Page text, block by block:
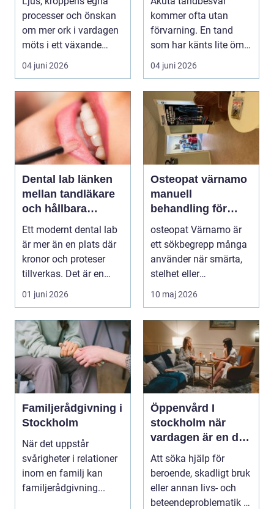
processer och önskan
om mer ork i vardagen
möts i ett växande
intresse för fotot...
04 juni 2026
kommer ofta utan
förvarning. En tand
som har känts lite öm
kan plötsligt göra så
on...
04 juni 2026
Dental lab länken
mellan tandläkare
och hållbara
leenden
Ett modernt dental lab
är mer än en plats där
kronor och proteser
tillverkas. Det är en
teknisk och ...
01 juni 2026
Osteopat värnamo
manuell
behandling för
minskad smärta
och Ökad rörlighet
osteopat Värnamo är
ett sökbegrepp många
använder när smärta,
stelhet eller
återkommande värk
börjar...
10 maj 2026
Familjerådgivning i
Stockholm
När det uppstår
svårigheter i relationer
inom en familj kan
familjerådgivning...
Öppenvård I
stockholm när
vardagen är en del
av behandlingen
Att söka hjälp för
beroende, skadligt bruk
eller annan livs- och
beteendeproblematik är